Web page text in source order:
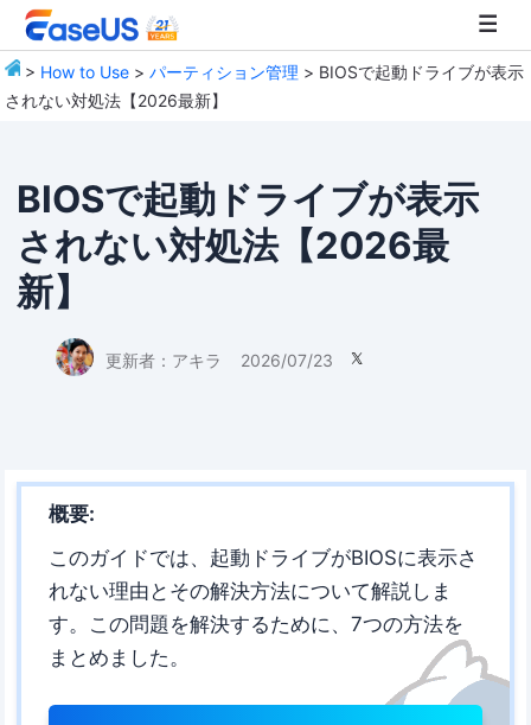
> How to Use >パーティション管理 > BIOSで起動ドライブが表示
されない対処法【2026最新】
BIOSで起動ドライブが表示
されない対処法【2026最
新】
更新者： アキラ 2026/07/23 
概要:
このガイドでは、起動ドライブがBIOSに表示さ
れない理由とその解決方法について解説しま
す。この問題を解決するために、7つの方法を
まとめました。